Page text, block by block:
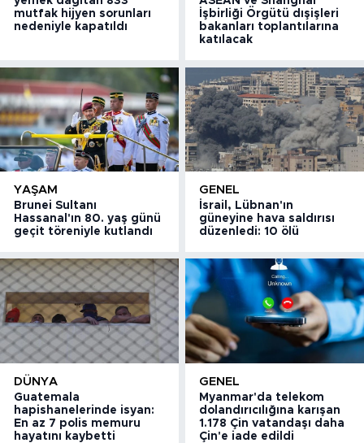
mutfak hijyen sorunları
nedeniyle kapatıldı
İşbirliği Örgütü dışişleri
bakanları toplantılarına
katılacak
YAŞAM
Brunei Sultanı
Hassanal'ın 80. yaş günü
geçit töreniyle kutlandı
GENEL
İsrail, Lübnan'ın
güneyine hava saldırısı
düzenledi: 10 ölü
DÜNYA
Guatemala
hapishanelerinde isyan:
En az 7 polis memuru
hayatını kaybetti
GENEL
Myanmar'da telekom
dolandırıcılığına karışan
1.178 Çin vatandaşı daha
Çin'e iade edildi